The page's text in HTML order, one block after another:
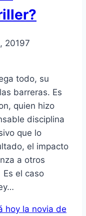
20197
todo, su
barreras. Es
quien hizo
disciplina
que lo
el impacto
a otros
el caso
hoy la novia de